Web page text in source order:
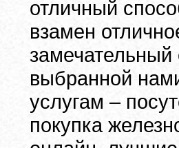
отличный
взамен
выбранной
услугам –
покупка